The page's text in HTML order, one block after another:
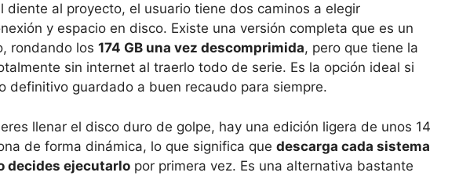
diente al proyecto, el usuario tiene dos caminos a elegir
y espacio en disco. Existe una versión completa que es un
rondando los 174 GB una vez descomprimida, pero que tiene la
sin internet al traerlo todo de serie. Es la opción ideal si
definitivo guardado a buen recaudo para siempre.
llenar el disco duro de golpe, hay una edición ligera de unos 14
de forma dinámica, lo que significa que descarga cada sistema
decides ejecutarlo por primera vez. Es una alternativa bastante